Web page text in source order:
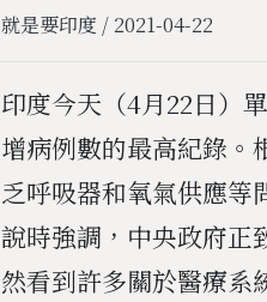
就是要印度 / 2021-04-22
印度今天（4月22日）
增病例數的最高紀錄。
乏呼吸器和氧氣供應
說時強調，中央政府正
然看到許多關於醫療系